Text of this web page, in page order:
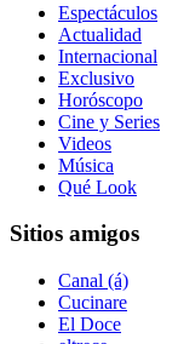
Espectáculos
Actualidad
Internacional
Exclusivo
Horóscopo
Cine y Series
Videos
Música
Qué Look
Sitios amigos
Canal (á)
Cucinare
El Doce